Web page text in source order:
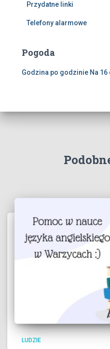
Przydatne linki
Telefony alarmowe
Pogoda
Godzina po godzinie Na 16
LUDZIE